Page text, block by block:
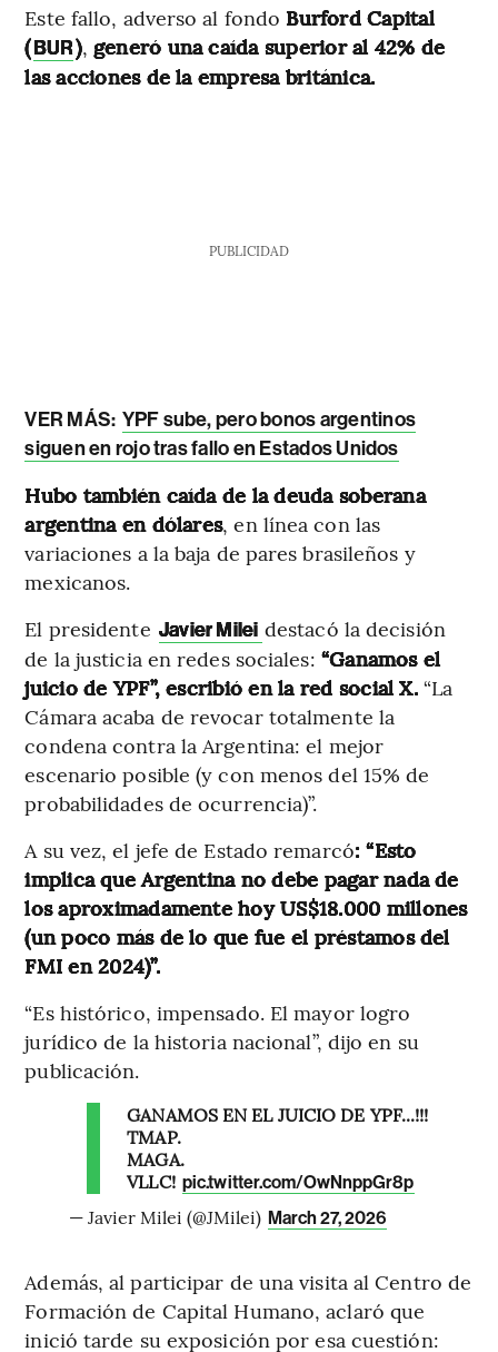
Este fallo, adverso al fondo Burford Capital
(BUR), generó una caída superior al 42% de
las acciones de la empresa británica.
PUBLICIDAD
VER MÁS: YPF sube, pero bonos argentinos
siguen en rojo tras fallo en Estados Unidos
Hubo también caída de la deuda soberana
argentina en dólares, en línea con las
variaciones a la baja de pares brasileños y
mexicanos.
El presidente Javier Milei destacó la decisión
de la justicia en redes sociales: “Ganamos el
juicio de YPF”, escribió en la red social X.“La
Cámara acaba de revocar totalmente la
condena contra la Argentina: el mejor
escenario posible (y con menos del 15% de
probabilidades de ocurrencia)”.
A su vez, el jefe de Estado remarcó: “Esto
implica que Argentina no debe pagar nada de
los aproximadamente hoy US$18.000 millones
(un poco más de lo que fue el préstamos del
FMI en 2024)”.
“Es histórico, impensado. El mayor logro
jurídico de la historia nacional”, dijo en su
publicación.
GANAMOS EN EL JUICIO DE YPF...!!!
TMAP.
MAGA.
VLLC! pic.twitter.com/OwNnppGr8p
— Javier Milei (@JMilei) March 27, 2026
Además, al participar de una visita al Centro de
Formación de Capital Humano, aclaró que
inició tarde su exposición por esa cuestión: